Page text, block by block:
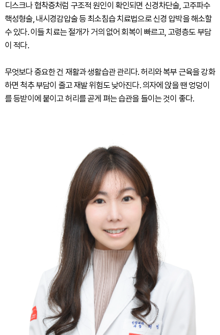
디스크나 협착증처럼 구조적 원인이 확인되면 신경차단술, 고주파수
핵성형술, 내시경감압술 등 최소침습 치료법으로 신경 압박을 해소할
수 있다. 이들 치료는 절개가 거의 없어 회복이 빠르고, 고령층도 부담
이 적다.
무엇보다 중요한 건 재활과 생활습관 관리다. 허리와 복부 근육을 강화
하면 척추 부담이 줄고 재발 위험도 낮아진다. 의자에 앉을 땐 엉덩이
를 등받이에 붙이고 허리를 곧게 펴는 습관을 들이는 것이 좋다.